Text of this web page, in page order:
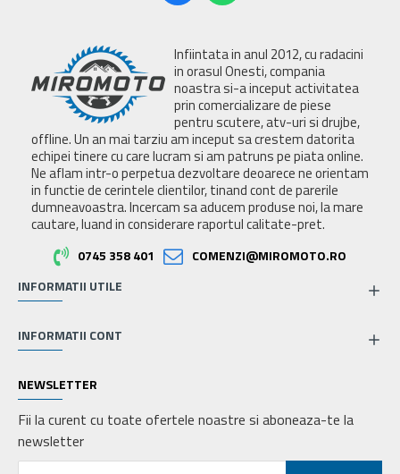
Infiintata in anul 2012, cu radacini
in orasul Onesti, compania
noastra si-a inceput activitatea
prin comercializare de piese
pentru scutere, atv-uri si drujbe,
offline. Un an mai tarziu am inceput sa crestem datorita
echipei tinere cu care lucram si am patruns pe piata online.
Ne aflam intr-o perpetua dezvoltare deoarece ne orientam
in functie de cerintele clientilor, tinand cont de parerile
dumneavoastra. Incercam sa aducem produse noi, la mare
cautare, luand in considerare raportul calitate-pret.
0745 358 401
COMENZI@MIROMOTO.RO
INFORMATII UTILE
INFORMATII CONT
NEWSLETTER
Fii la curent cu toate ofertele noastre si aboneaza-te la
newsletter